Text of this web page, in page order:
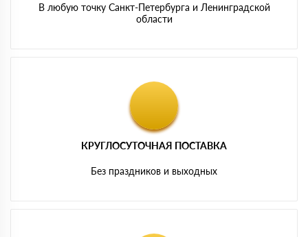
В любую точку Санкт-Петербурга и Ленинградской
области
КРУГЛОСУТОЧНАЯ ПОСТАВКА
Без праздников и выходных